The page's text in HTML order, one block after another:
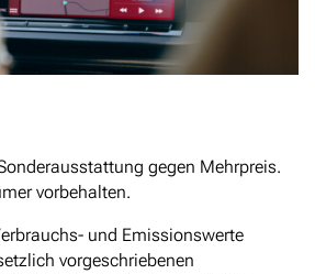
gegen Mehrpreis.
vorbehalten.
und Emissionswerte
vorgeschriebenen